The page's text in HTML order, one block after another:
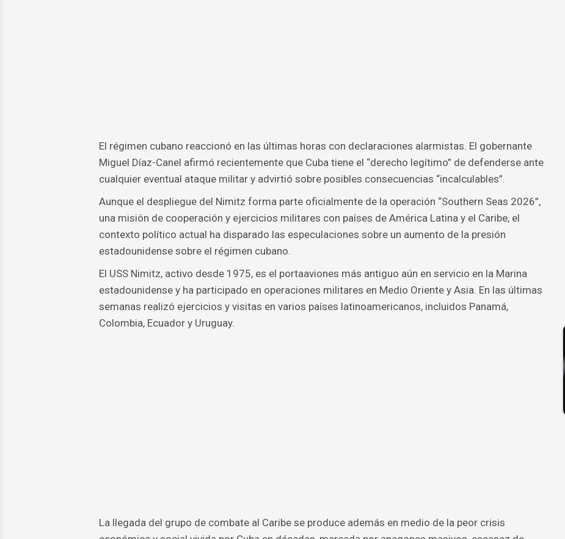
El régimen cubano reaccionó en las últimas horas con declaraciones alarmistas. El gobernante
Miguel Díaz-Canel afirmó recientemente que Cuba tiene el “derecho legítimo” de defenderse ante
cualquier eventual ataque militar y advirtió sobre posibles consecuencias “incalculables”.
Aunque el despliegue del Nimitz forma parte oficialmente de la operación “Southern Seas 2026”,
una misión de cooperación y ejercicios militares con países de América Latina y el Caribe, el
contexto político actual ha disparado las especulaciones sobre un aumento de la presión
estadounidense sobre el régimen cubano.
El USS Nimitz, activo desde 1975, es el portaaviones más antiguo aún en servicio en la Marina
estadounidense y ha participado en operaciones militares en Medio Oriente y Asia. En las últimas
semanas realizó ejercicios y visitas en varios países latinoamericanos, incluidos Panamá,
Colombia, Ecuador y Uruguay.
La llegada del grupo de combate al Caribe se produce además en medio de la peor crisis